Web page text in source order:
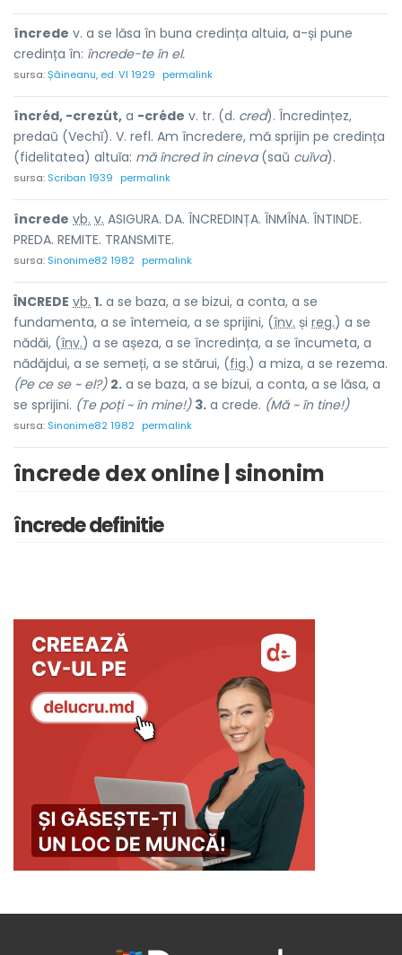
încrede v. a se lăsa în buna credința altuia, a-și pune
credința în: încrede-te în el.
sursa:Șăineanu, ed. VI 1929 permalink
încréd, -crezút, a -créde v. tr. (d. cred). Încredințez,
predaŭ (Vechĭ). V. refl. Am încredere, mă sprijin pe credința
(fidelitatea) altuĭa: mă încred în cineva(saŭ cuĭva).
sursa: Scriban 1939 permalink
încrede vb. v. ASIGURA. DA. ÎNCREDINȚA. ÎNMÎNA. ÎNTINDE.
PREDA. REMITE. TRANSMITE.
sursa: Sinonime82 1982 permalink
ÎNCREDE vb. 1. a se baza, a se bizui, a conta, a se
fundamenta, a se întemeia, a se sprijini, (înv. și reg.) a se
nădăi, (înv.) a se așeza, a se încredința, a se încumeta, a
nădăjdui, a se semeți, a se stărui, (fig.) a miza, a se rezema.
(Pe ce se ~ el?) 2. a se baza, a se bizui, a conta, a se lăsa, a
se sprijini. (Te poți ~ în mine!) 3. a crede. (Mă ~ în tine!)
sursa: Sinonime82 1982 permalink
încrede dex online | sinonim
încrede definitie